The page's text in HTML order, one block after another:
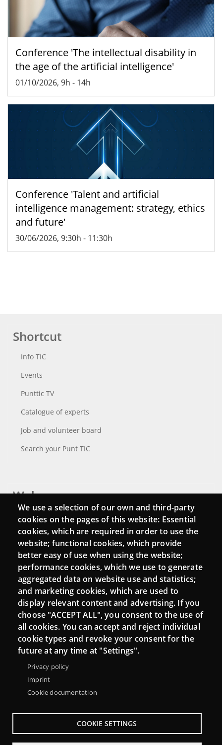
Conference 'The intellectual disability in
the age of the artificial intelligence'
01/10/2026, 9h - 14h
Conference 'Talent and artificial
intelligence management: strategy, ethics
and future'
30/06/2026, 9:30h - 11:30h
Shortcut
Info TIC
Events
Punttic TV
Catalogue of experts
Job and volunteer board
Search your Punt TIC
Webs
Login
Mattermost Punt TIC
Moodle CampusLab
Connect
Contact
Newsletters
We use a selection of our own and third-party
cookies on the pages of this website: Essential
cookies, which are required in order to use the
website; functional cookies, which provide
better easy of use when using the website;
performance cookies, which we use to generate
aggregated data on website use and statistics;
and marketing cookies, which are used to
display relevant content and advertising. If you
choose "ACCEPT ALL", you consent to the use of
all cookies. You can accept and reject individual
cookie types and revoke your consent for the
future at any time at "Settings".
Privacy policy
Imprint
Cookie documentation
COOKIE SETTINGS